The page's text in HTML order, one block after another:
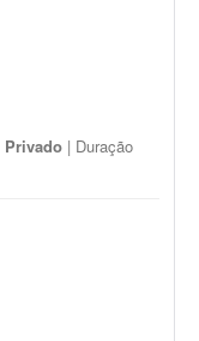
Privado | Duração